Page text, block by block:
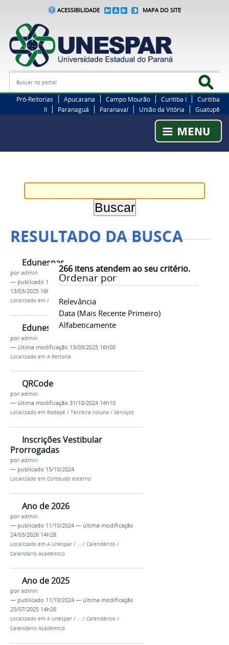
ACESSIBILIDADE MAPA DO SITE
Busca
Pró-Reitorias Apucarana Campo Mourão Curitiba I
Curitiba
II
Paranaguá Paranavaí União da Vitória Guatupê
RESULTADO DA BUSCA
266itens atendem ao seu critério.
Ordenar por
Relevância
Data (mais Recente Primeiro)
Alfabeticamente
Edunespar
poradmin
— publicado 13/03/2025 —última modificação
13/03/2025 16h00
Localizado em A Reitoria
Edunespar
poradmin
— última modificação 13/03/2025 16h00
Localizado em A Reitoria
QRCode
poradmin
— última modificação 31/10/2024 14h10
Localizado em Rodapé / Terceira coluna / Serviços
Inscrições Vestibular
Prorrogadas
poradmin
— publicado 15/10/2024
Localizado em Conteudo externo
Ano de 2026
poradmin
— publicado 11/10/2024 — última modificação
24/03/2026 14h28
Localizado em A Unespar / … / Calendários /
Calendário Academico
Ano de 2025
poradmin
— publicado 11/10/2024 — última modificação
25/07/2025 14h26
Localizado em A Unespar / … / Calendários /
Calendário Academico